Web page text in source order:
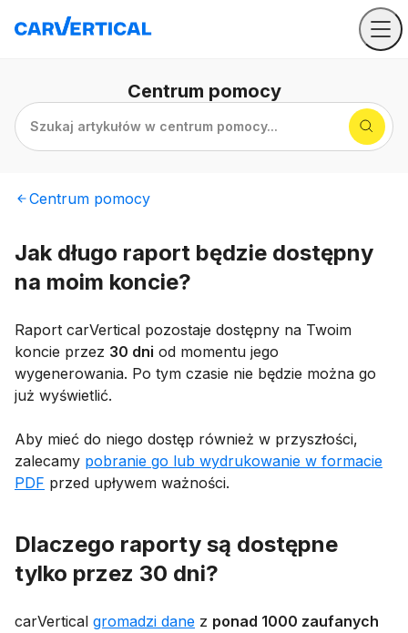
Centrum pomocy
Szukaj artykułów w centrum pomocy...
Centrum pomocy
Jak długo raport będzie dostępny
na moim koncie?
Raport carVertical pozostaje dostępny na Twoim
koncie przez 30 dni od momentu jego
wygenerowania. Po tym czasie nie będzie można go
już wyświetlić.
Aby mieć do niego dostęp również w przyszłości,
zalecamy pobranie go lub wydrukowanie w formacie
PDF przed upływem ważności.
Dlaczego raporty są dostępne
tylko przez 30 dni?
carVertical gromadzi dane z ponad 1000 zaufanych